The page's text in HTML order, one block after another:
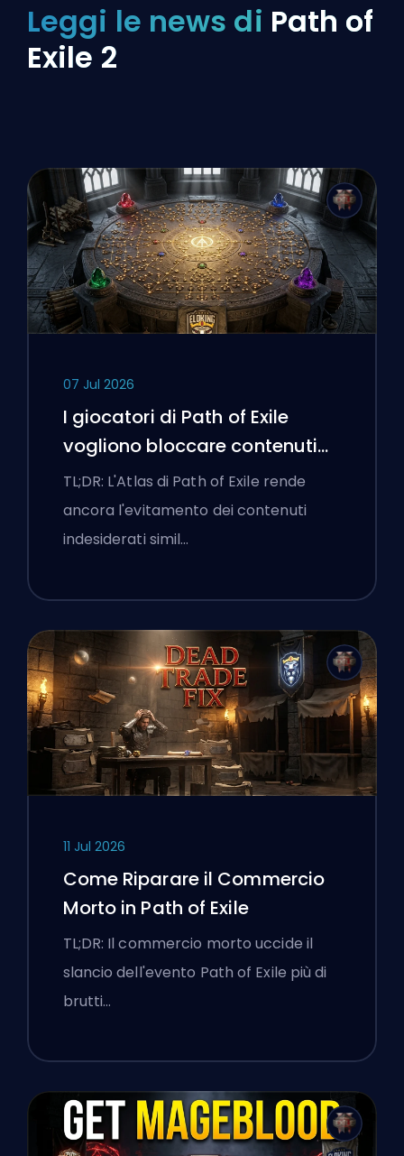
Leggi le news di Path of
Exile 2
07 Jul 2026
I giocatori di Path of Exile
vogliono bloccare contenuti
cattivi e l'interfaccia continua
a ostacolarli
TL;DR: L'Atlas di Path of Exile rende
ancora l'evitamento dei contenuti
indesiderati simil…
11 Jul 2026
Come Riparare il Commercio
Morto in Path of Exile
TL;DR: Il commercio morto uccide il
slancio dell'evento Path of Exile più di
brutti…